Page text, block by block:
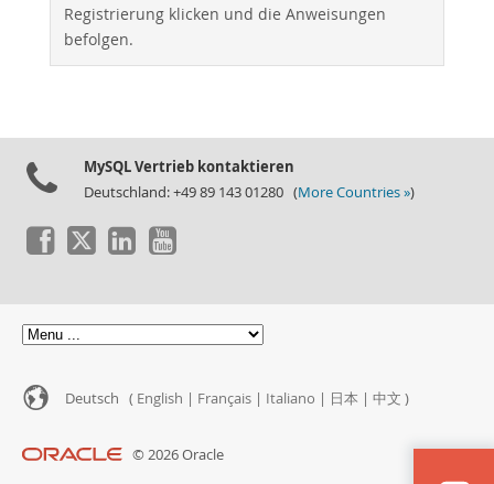
Registrierung klicken und die Anweisungen
befolgen.
MySQL Vertrieb kontaktieren
Deutschland: +49 89 143 01280 (More Countries »)
Deutsch ( English | Français | Italiano | 日本 | 中文 )
© 2026 Oracle